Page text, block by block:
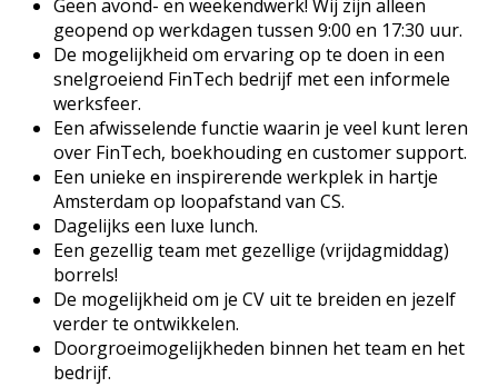
Geen avond- en weekendwerk! Wij zijn alleen
geopend op werkdagen tussen 9:00 en 17:30 uur.
De mogelijkheid om ervaring op te doen in een
snelgroeiend FinTech bedrijf met een informele
werksfeer.
Een afwisselende functie waarin je veel kunt leren
over FinTech, boekhouding en customer support.
Een unieke en inspirerende werkplek in hartje
Amsterdam op loopafstand van CS.
Dagelijks een luxe lunch.
Een gezellig team met gezellige (vrijdagmiddag)
borrels!
De mogelijkheid om je CV uit te breiden en jezelf
verder te ontwikkelen.
Doorgroeimogelijkheden binnen het team en het
bedrijf.